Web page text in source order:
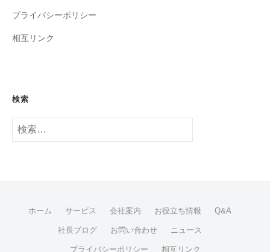
プライバシーポリシー
相互リンク
検索
検
ホーム サービス 会社案内 お役立ち情報 Q&A
社長ブログ お問い合わせ ニュース
プライバシーポリシー 相互リンク